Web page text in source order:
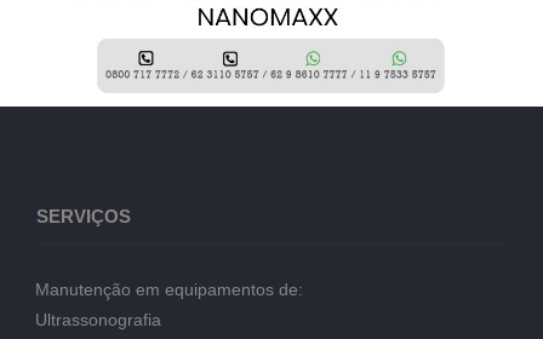
SERVIÇOS
Manutenção em equipamentos de:
Ultrassonografia